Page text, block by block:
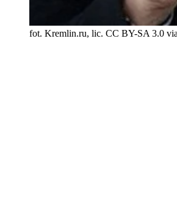
fot. Kremlin.ru, lic. CC BY-SA 3.0